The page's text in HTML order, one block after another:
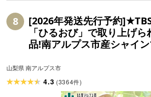
8
[2026年発送先行予約
「ひるおび」で取り上げ
品!南アルプス市産シャイ
市 フルーツ 送料無料
山梨県 南アルプス市
4.3 (3364件)